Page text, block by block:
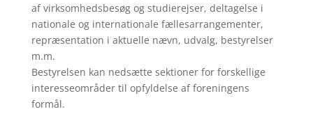
af virksomhedsbesøg og studierejser, deltagelse i
nationale og internationale fællesarrangementer,
repræsentation i aktuelle nævn, udvalg, bestyrelser
m.m.
Bestyrelsen kan nedsætte sektioner for forskellige
interesseområder til opfyldelse af foreningens
formål.